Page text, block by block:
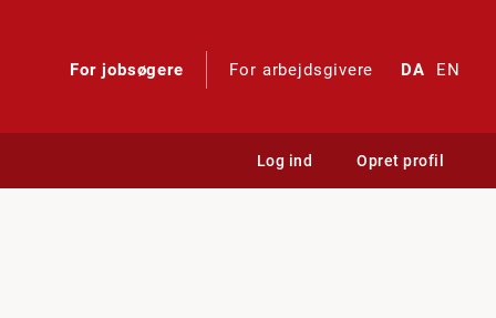
For jobsøgere For arbejdsgivere DA EN
Log ind Opret profil